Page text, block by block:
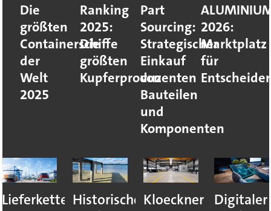
Die
größten
Containerschiffe
der
Welt
2025
Ranking
2025:
Die
größten
Kupferproduzenten
Part
Sourcing:
Strategischer
Einkauf
von
Bauteilen
und
Komponenten
2026:
Marktplatz
für
Entscheider
Lieferkettenresilienz:
HistorischesKloeckner Digitaler